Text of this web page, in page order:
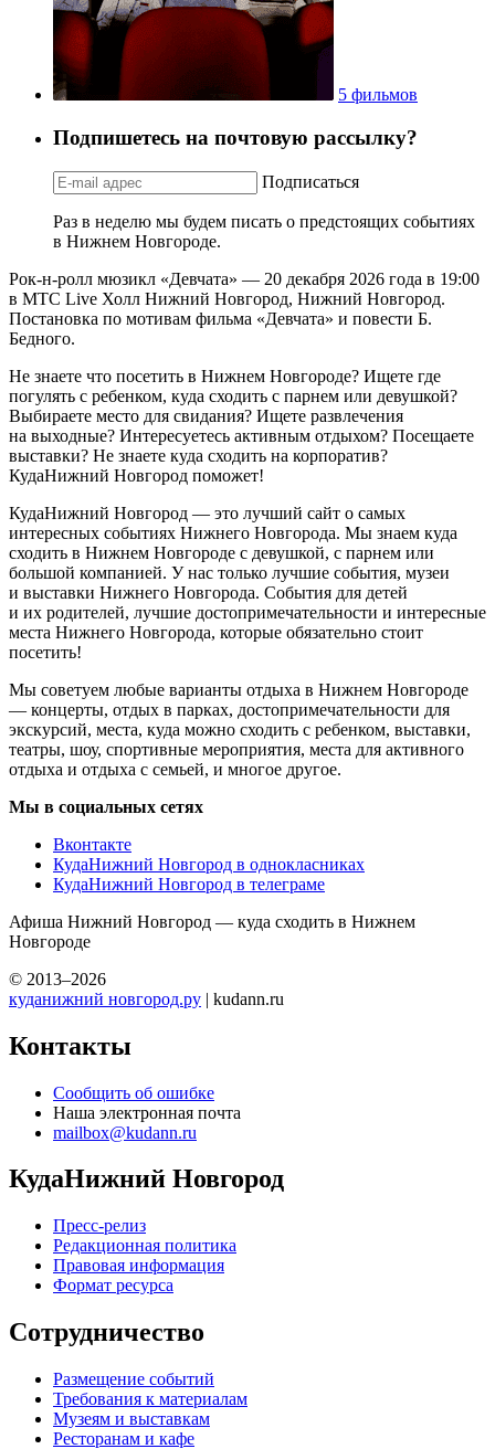
5 фильмов
Подпишетесь на почтовую рассылку?
Подписаться
Раз в неделю мы будем писать о предстоящих событиях
в Нижнем Новгороде.
Рок-н-ролл мюзикл «Девчата» — 20 декабря 2026 года в 19:00
в МТС Live Холл Нижний Новгород, Нижний Новгород.
Постановка по мотивам фильма «Девчата» и повести Б.
Бедного.
Не знаете что посетить в Нижнем Новгороде? Ищете где
погулять с ребенком, куда сходить с парнем или девушкой?
Выбираете место для свидания? Ищете развлечения
на выходные? Интересуетесь активным отдыхом? Посещаете
выставки? Не знаете куда сходить на корпоратив?
КудаНижний Новгород поможет!
КудаНижний Новгород — это лучший сайт о самых
интересных событиях Нижнего Новгорода. Мы знаем куда
сходить в Нижнем Новгороде с девушкой, с парнем или
большой компанией. У нас только лучшие события, музеи
и выставки Нижнего Новгорода. События для детей
и их родителей, лучшие достопримечательности и интересные
места Нижнего Новгорода, которые обязательно стоит
посетить!
Мы советуем любые варианты отдыха в Нижнем Новгороде
— концерты, отдых в парках, достопримечательности для
экскурсий, места, куда можно сходить с ребенком, выставки,
театры, шоу, спортивные мероприятия, места для активного
отдыха и отдыха с семьей, и многое другое.
Мы в социальных сетях
Вконтакте
КудаНижний Новгород в однокласниках
КудаНижний Новгород в телеграме
Афиша Нижний Новгород — куда сходить в Нижнем
Новгороде
© 2013–2026
куданижний новгород.ру | kudann.ru
Контакты
Сообщить об ошибке
Наша электронная почта
mailbox@kudann.ru
КудаНижний Новгород
Пресс-релиз
Редакционная политика
Правовая информация
Формат ресурса
Сотрудничество
Размещение событий
Требования к материалам
Музеям и выставкам
Ресторанам и кафе